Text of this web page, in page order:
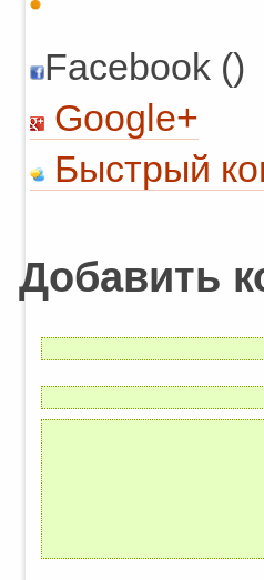
Facebook ()
Google+
Быстрый
Добавить